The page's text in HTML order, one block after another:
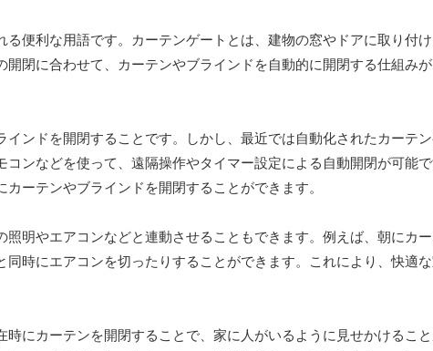
便利な用語です。カーテンゲートとは、建物の窓やドアに取り付
閉に合わせて、カーテンやブラインドを自動的に開閉する仕組み
ンドを開閉することです。しかし、最近では自動化されたカーテ
ンなどを使って、遠隔操作やタイマー設定による自動開閉が可能
ーテンやブラインドを開閉することができます。
明やエアコンなどと連動させることもできます。例えば、朝にカ
時にエアコンを切ったりすることができます。これにより、快適
にカーテンを開閉することで、家に人がいるように見せかけるこ